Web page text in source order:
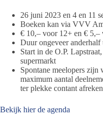
26 juni 2023 en 4 en 11
Boeken kan via VVV
€ 10,– voor 12+ en € 5,–
Duur ongeveer anderhalf
Start in de O.P.
supermarkt
Spontane meelopers
maximum aantal
ter plekke contant
Bekijk hier de agenda